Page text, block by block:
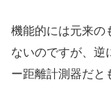
機能的には元来の
ないのですが、 逆
ー距離計測器だと